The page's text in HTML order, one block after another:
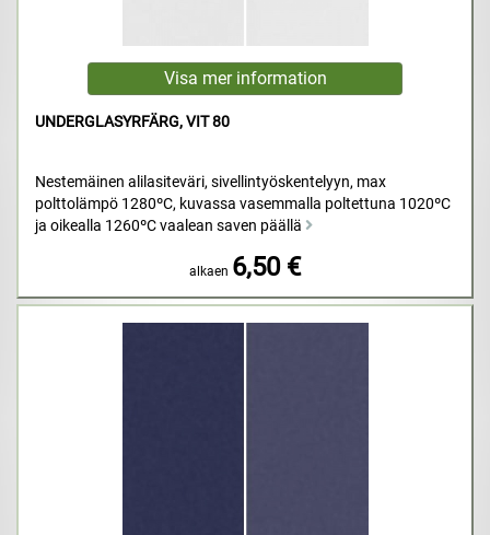
UNDERGLASYRFÄRG, VIT 80
Nestemäinen alilasiteväri, sivellintyöskentelyyn, max
polttolämpö 1280ºC, kuvassa vasemmalla poltettuna 1020ºC
ja oikealla 1260ºC vaalean saven päällä
alkaen 6,50 €